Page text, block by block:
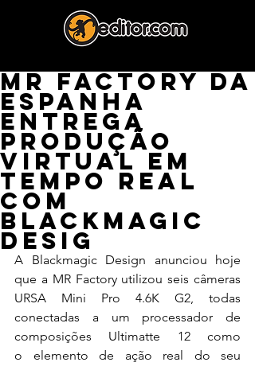
MR Factory da
Espanha
Entrega
Produção
Virtual em
Tempo Real
com
Blackmagic
Desig
A Blackmagic Design anunciou hoje
que a MR Factory utilizou seis câmeras
URSA Mini Pro 4.6K G2, todas
conectadas a um processador de
composições Ultimatte 12 como
o elemento de ação real do seu